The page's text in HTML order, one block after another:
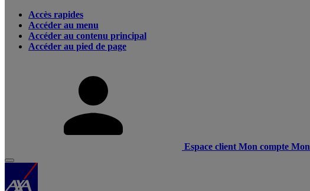
Accès rapides
Accéder au menu
Accéder au contenu principal
Accéder au pied de page
Espace client Mon compte